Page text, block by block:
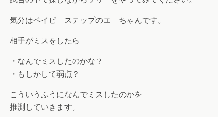
気分はベイビーステップのエーちゃんです。
相手がミスをしたら
・なんでミスしたのかな？
・もしかして弱点？
こういうふうになんでミスしたのかを
推測していきます。